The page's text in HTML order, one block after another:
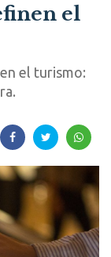
el
el turismo: